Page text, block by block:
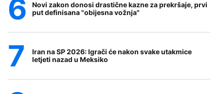
Novi zakon donosi drastične kazne za prekršaje, prvi
put definisana "obijesna vožnja"
Iran na SP 2026: Igrači će nakon svake utakmice
letjeti nazad u Meksiko